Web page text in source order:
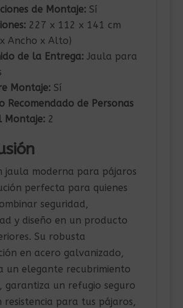
de Montaje:Sí
227 x 112 x 141 cm
Ancho x Alto)
de la Entrega:Jaula para
Montaje:Sí
Recomendado de Personas
Montaje:2
jaula moderna para pájaros
perfecta para quienes
seguridad,
y diseño en un producto
Su robusta
en acero galvanizado,
un elegante recubrimiento
garantiza un refugio seguro
resistencia para tus pájaros,